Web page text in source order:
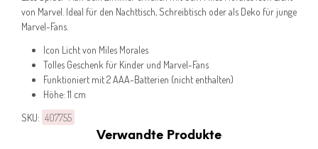
von Marvel. Ideal für den Nachttisch, Schreibtisch oder als Deko für junge
Marvel-Fans.
Icon Licht von Miles Morales
Tolles Geschenk für Kinder und Marvel-Fans
Funktioniert mit 2 AAA-Batterien (nicht enthalten)
Höhe: 11 cm
SKU: 407755
Verwandte Produkte